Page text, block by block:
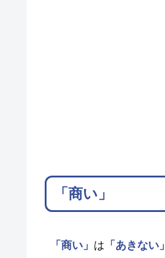
「商い」
「商い」 は 「あきない」